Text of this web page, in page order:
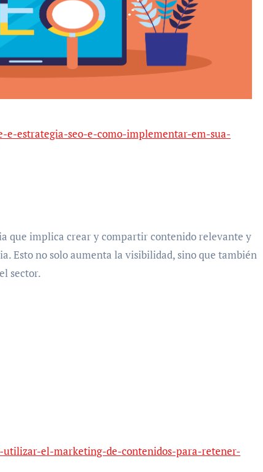
estrategia-seo-e-como-implementar-em-sua-
que implica crear y compartir contenido relevante y
Esto no solo aumenta la visibilidad, sino que también
sector.
utilizar-el-marketing-de-contenidos-para-retener-